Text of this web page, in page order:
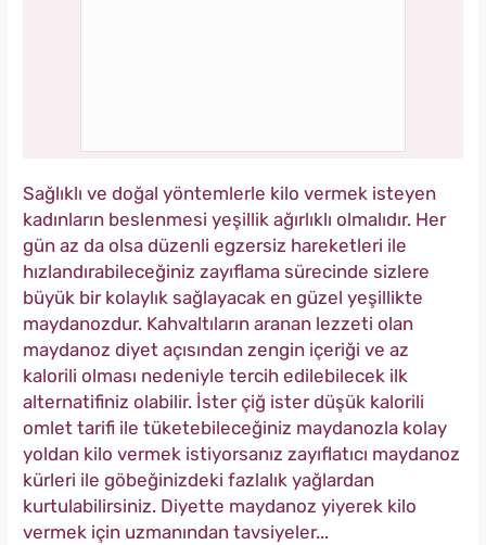
Sağlıklı ve doğal yöntemlerle kilo vermek isteyen
kadınların beslenmesi yeşillik ağırlıklı olmalıdır. Her
gün az da olsa düzenli egzersiz hareketleri ile
hızlandırabileceğiniz zayıflama sürecinde sizlere
büyük bir kolaylık sağlayacak en güzel yeşillikte
maydanozdur. Kahvaltıların aranan lezzeti olan
maydanoz diyet açısından zengin içeriği ve az
kalorili olması nedeniyle tercih edilebilecek ilk
alternatifiniz olabilir. İster çiğ ister düşük kalorili
omlet tarifi ile tüketebileceğiniz maydanozla kolay
yoldan kilo vermek istiyorsanız zayıflatıcı maydanoz
kürleri ile göbeğinizdeki fazlalık yağlardan
kurtulabilirsiniz. Diyette maydanoz yiyerek kilo
vermek için uzmanından tavsiyeler...